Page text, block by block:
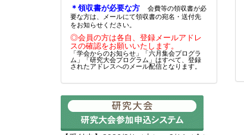
＊領収書が必要な方
会費等の領収書が必
要な方は、メールにて領収書の宛名・送付先
をお知らせください。
◎会員の方は各自、登録メールアドレ
スの確認をお願いいたします。
「学会からのお知らせ」「六月集会プログラ
ム」「研究大会プログラム」はすべて、登録
されたアドレスへのメール配信となります。